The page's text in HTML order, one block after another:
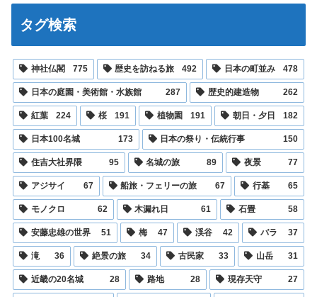
タグ検索
神社仏閣 775 歴史を訪ねる旅 492 日本の町並み 478
日本の庭園・美術館・水族館 287 歴史的建造物 262
紅葉 224 桜 191 植物園 191 朝日・夕日 182
日本100名城 173 日本の祭り・伝統行事 150
住吉大社界隈 95 名城の旅 89 夜景 77
アジサイ 67 船旅・フェリーの旅 67 行基 65
モノクロ 62 木漏れ日 61 石畳 58
安藤忠雄の世界 51 梅 47 渓谷 42 バラ 37
滝 36 絶景の旅 34 古民家 33 山岳 31
近畿の20名城 28 路地 28 現存天守 27